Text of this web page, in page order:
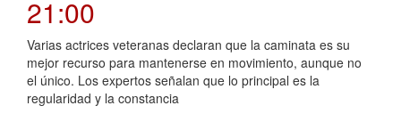
21:00
Varias actrices veteranas declaran que la caminata es su
mejor recurso para mantenerse en movimiento, aunque no
el único. Los expertos señalan que lo principal es la
regularidad y la constancia